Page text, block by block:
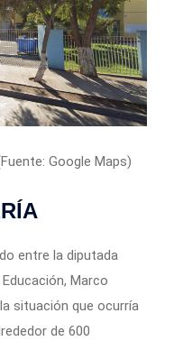
Google Maps)
entre la diputada
Marco
situación que ocurría
de 600